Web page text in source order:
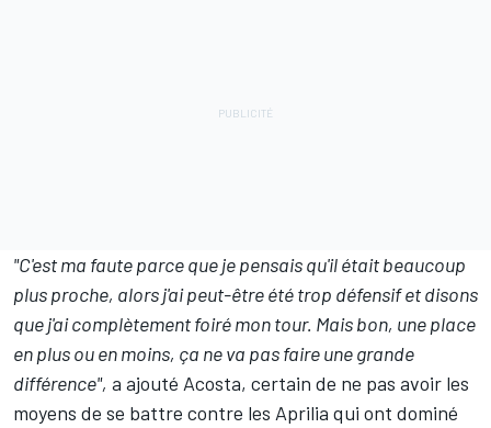
"C'est ma faute parce que je pensais qu'il était beaucoup
plus proche, alors j'ai peut-être été trop défensif et disons
que j'ai complètement foiré mon tour. Mais bon, une place
en plus ou en moins, ça ne va pas faire une grande
différence", a ajouté Acosta, certain de ne pas avoir les
moyens de se battre contre les Aprilia qui ont dominé